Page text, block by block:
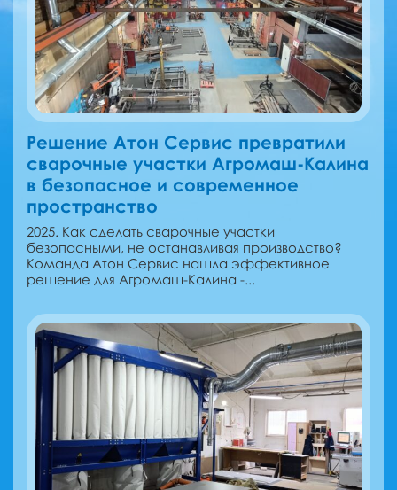
Решение Атон Сервис превратили
сварочные участки Агромаш-Калина
в безопасное и современное
пространство
2025. Как сделать сварочные участки
безопасными, не останавливая производство?
Команда Атон Сервис нашла эффективное
решение для Агромаш-Калина -...